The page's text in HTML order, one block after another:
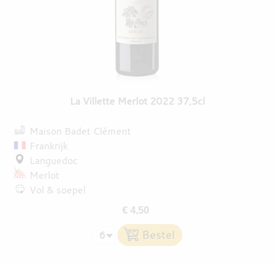
La Villette Merlot 2022 37,5cl
Maison Badet Clément
Frankrijk
Languedoc
Merlot
Vol & soepel
€ 4,50